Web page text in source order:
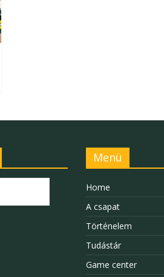
Menü
Home
A csapat
Történelem
Tudástár
Game center